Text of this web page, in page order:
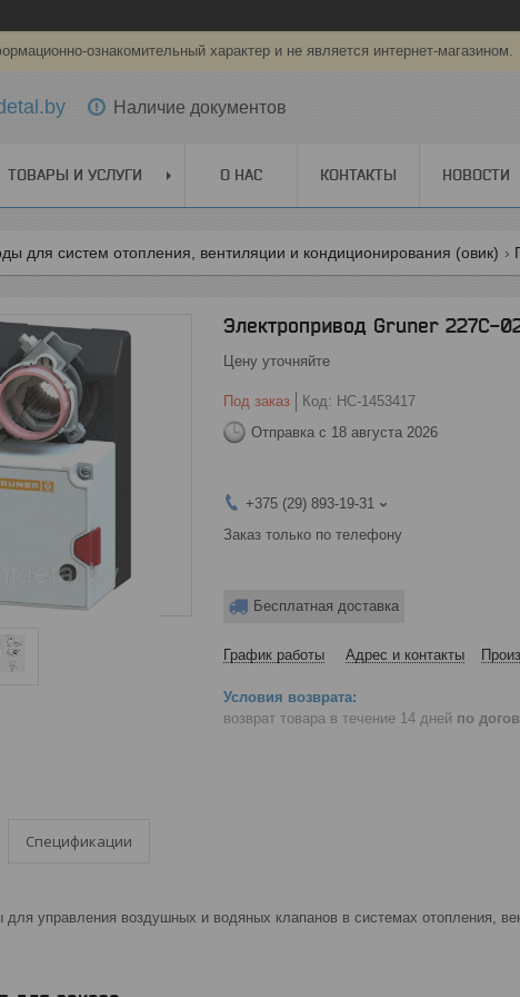
ознакомительный характер и не является интернет-магазином.
Наличие документов
ТОВАРЫ И УСЛУГИ О НАС КОНТАКТЫ НОВОСТИ
для систем отопления, вентиляции и кондиционирования (овик)
Электропривод Gruner 227C-
Цену уточняйте
Под заказ Код: НС-1453417
Отправка с 18 августа 2026
+375 (29) 893-19-31
Заказ только по телефону
Бесплатная доставка
График работы Адрес и контакты
возврат товара в течение 14 дней по
Спецификации
для управления воздушных и водяных клапанов в системах отопления,